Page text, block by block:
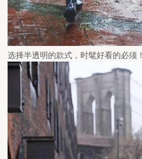
选择半透明的款式，时髦好看的必须！